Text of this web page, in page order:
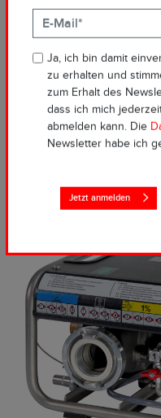
cm Höhe) lässt es sich in
zur tragbaren Variante
Hauptmerkmale des
Einsatzbereich von
Netzwasser
Präzise
(Löschschaum)
Leistungsstarke
Ja, ich bin damit
zu erhalten und
zum Erhalt des
dass ich mich
abmelden kann. Die
Newsletter habe ich
Jetzt anmelden